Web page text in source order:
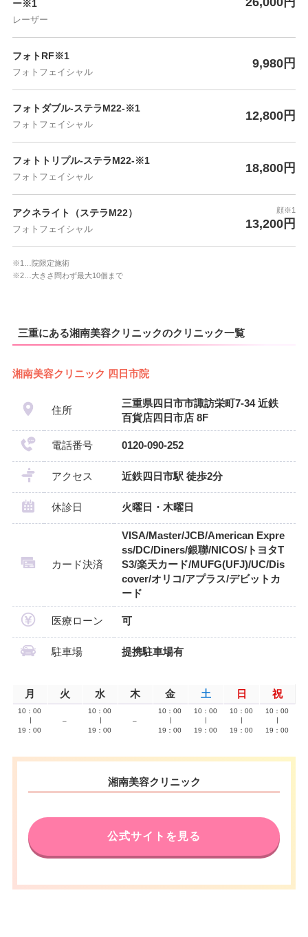
ー※1
レーザー
フォトRF※1
フォトフェイシャル
9,980円
フォトダブル-ステラM22-※1
フォトフェイシャル
12,800円
フォトトリプル-ステラM22-※1
フォトフェイシャル
18,800円
アクネライト（ステラM22）
フォトフェイシャル
顔※1
13,200円
※1…院限定施術
※2…大きさ問わず最大10個まで
三重にある湘南美容クリニックのクリニック一覧
湘南美容クリニック 四日市院
住所
三重県四日市市諏訪栄町7-34 近鉄
百貨店四日市店 8F
電話番号 0120-090-252
アクセス 近鉄四日市駅 徒歩2分
休診日 火曜日・木曜日
カード決済
VISA/Master/JCB/American Expre
ss/DC/Diners/銀聯/NICOS/トヨタT
S3/楽天カード/MUFG(UFJ)/UC/Dis
cover/オリコ/アプラス/デビットカ
ード
医療ローン 可
駐車場 提携駐車場有
月 火 水 木 金 土 日 祝
10：00
19：00
–
10：00
19：00
–
10：00
19：00
10：00
19：00
10：00
19：00
10：00
19：00
湘南美容クリニック
公式サイトを見る